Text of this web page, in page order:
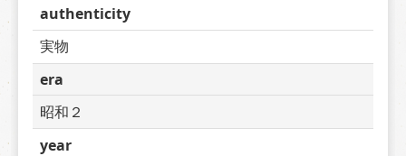
authenticity
実物
era
昭和２
year